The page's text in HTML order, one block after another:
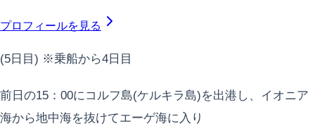
プロフィールを見る
(5日目) ※乗船から4日目
前日の15：00にコルフ島(ケルキラ島)を出港し、イオニア
海から地中海を抜けてエーゲ海に入り